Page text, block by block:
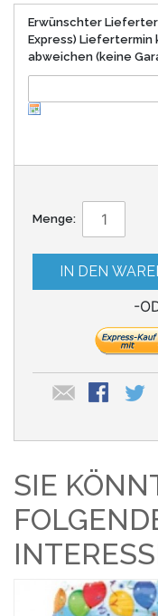
Erwünschter
Express) Liefertermin
abweichen (keine
Menge:
IN DEN
-
SIE